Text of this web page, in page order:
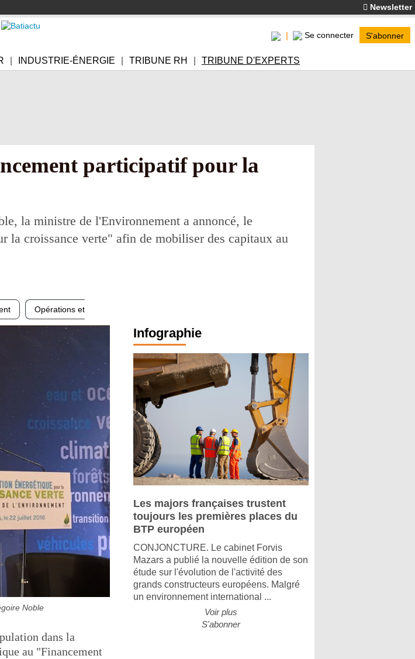
Newsletter
Se connecter S'abonner
INDUSTRIE-ÉNERGIE TRIBUNE RH TRIBUNE D'EXPERTS
participatif pour la
la ministre de l'Environnement a annoncé, le
la croissance verte" afin de mobiliser des capitaux au
Opérations et
Noble
dans la
au "Financement
Infographie
Les majors françaises trustent
toujours les premières places du
BTP européen
CONJONCTURE. Le cabinet Forvis
Mazars a publié la nouvelle édition de son
étude sur l'évolution de l'activité des
grands constructeurs européens. Malgré
un environnement international ...
Voir plus
S'abonner